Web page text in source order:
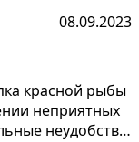
08.09.2023
красной рыбы
неприятных
неудобства